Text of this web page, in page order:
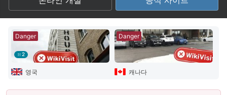
3
4
5
6
6
7
8
9
2
Danger
영국
Danger
캐나다